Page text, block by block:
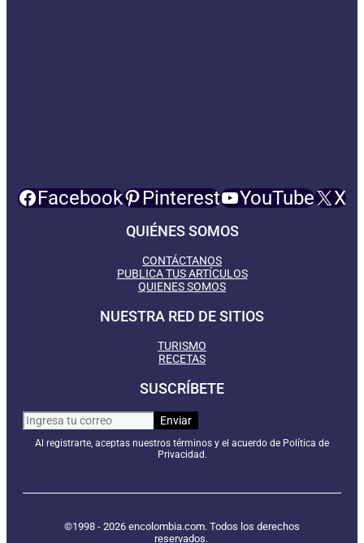
Facebook Pinterest YouTube X
QUIÉNES SOMOS
CONTÁCTANOS
PUBLICA TUS ARTÍCULOS
QUIENES SOMOS
NUESTRA RED DE SITIOS
TURISMO
RECETAS
SUSCRÍBETE
Al registrarte, aceptas nuestros términos y el acuerdo de Política de
Privacidad.
©1998 - 2026 encolombia.com. Todos los derechos
reservados.